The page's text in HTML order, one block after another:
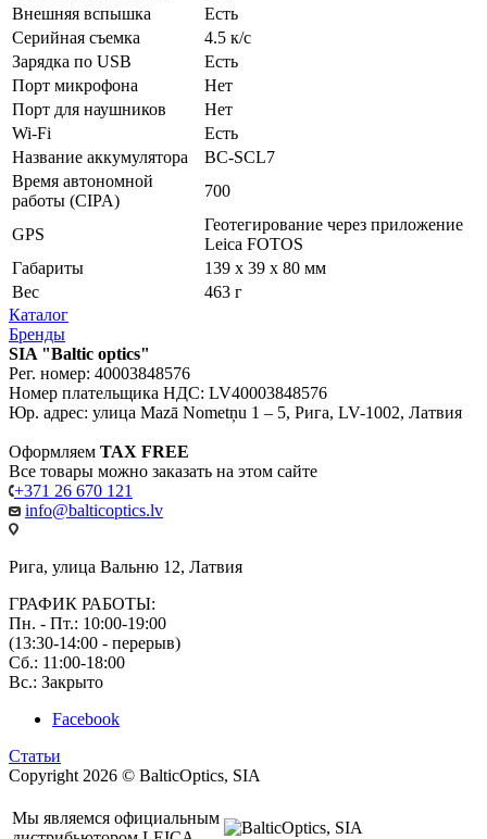
Внешняя вспышка
Есть
Серийная съемка
4.5 к/с
Зарядка по USB
Есть
Порт микрофона
Нет
Порт для наушников
Нет
Wi-Fi
Есть
Название аккумулятора
BC-SCL7
Время автономной
работы (CIPA)
700
GPS
Геотегирование через приложение
Leica FOTOS
Габариты
139 x 39 x 80 мм
Вес
463 г
Каталог
Бренды
SIA "Baltic optics"
Рег. номер: 40003848576
Номер плательщика НДС: LV40003848576
Юр. адрес: улица Mazā Nometņu 1 – 5, Рига, LV-1002, Латвия
Оформляем TAX FREE
Все товары можно заказать на этом сайте
+371 26 670 121
info@balticoptics.lv
Рига, улица Вальню 12, Латвия
ГРАФИК РАБОТЫ:
Пн. - Пт.: 10:00-19:00
(13:30-14:00 - перерыв)
Сб.: 11:00-18:00
Вс.: Закрыто
Facebook
Статьи
Copyright 2026 © BalticOptics, SIA
Мы являемся официальным